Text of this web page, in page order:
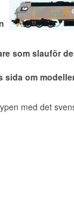
som slauför
sida om
med det